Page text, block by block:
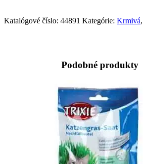
Katalógové číslo: 44891 Kategórie: Krmivá,
Podobné produkty